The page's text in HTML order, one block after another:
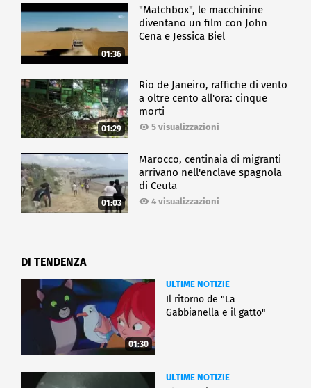
01:36
"Matchbox", le macchinine
diventano un film con John
Cena e Jessica Biel
01:29
Rio de Janeiro, raffiche di vento
a oltre cento all'ora: cinque
morti
5 visualizzazioni
01:03
Marocco, centinaia di migranti
arrivano nell'enclave spagnola
di Ceuta
4 visualizzazioni
DI TENDENZA
01:30
ULTIME NOTIZIE
Il ritorno de "La
Gabbianella e il gatto"
ULTIME NOTIZIE